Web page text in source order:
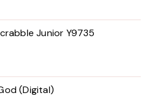
Junior Y9735
(Digital)